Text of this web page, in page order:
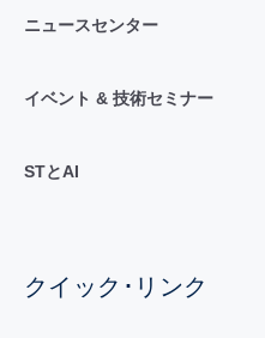
ニュースセンター
イベント & 技術セミナー
STとAI
クイック･リンク